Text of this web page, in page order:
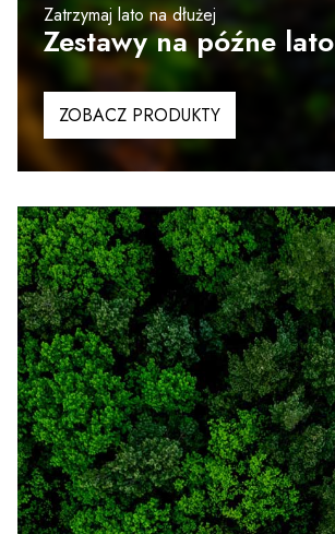
Zatrzymaj lato na dłużej
Zestawy na późne lato
ZOBACZ PRODUKTY